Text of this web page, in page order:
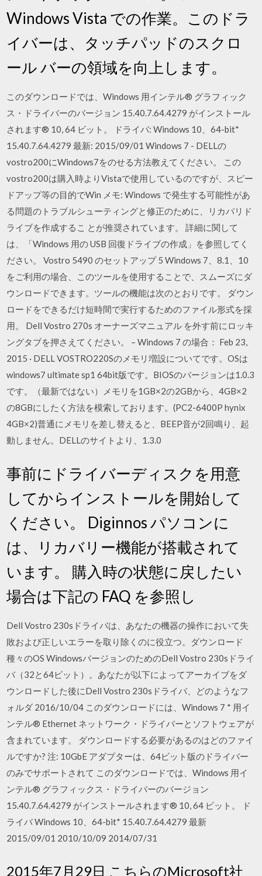
Windows Vista での作業。このドラ
イバーは、タッチパッドのスクロ
ール バーの領域を向上します。
このダウンロードでは、Windows 用インテル® グラフィック
ス・ドライバーのバージョン 15.40.7.64.4279 がインストール
されます® 10, 64 ビット。 ドライバ: Windows 10、64-bit*
15.40.7.64.4279 最新: 2015/09/01 Windows 7 - DELLの
vostro200にWindows7をのせる方法教えてください。 この
vostro200は購入時よりVistaで使用しているのですが、スピー
ドアップ等の目的でWin メモ: Windows で発生する可能性があ
る問題のトラブルシューティングと修正のために、リカバリド
ライブを作成するこ とが推奨されています。 詳細に関して
は、「Windows 用の USB 回復ドライブの作成」を参照してく
ださい。 Vostro 5490 のセットアップ 5 Windows 7、8.1、10
をご利用の場合、このツールを使用することで、スムーズにダ
ウンロードできます。ツールの機能は次のとおりです。 ダウン
ロードをできるだけ短時間で実行するためのファイル形式を採
用。 Dell Vostro 270s オーナーズマニュアル を外す前にロッキ
ングタブを押さえてください。 – Windows 7 の場合： Feb 23,
2015 · DELL VOSTRO220Sのメモリ増設についてです。OSは
windows7 ultimate sp1 64bit版です。BIOSのバージョンは1.0.3
です。（最新ではない）メモリを1GB×2の2GBから、4GB×2
の8GBにしたく方法を模索しております。(PC2-6400P hynix
4GB×2)普通にメモリを差し替えると、BEEP音が2回鳴り、起
動しません。DELLのサイトより、1.3.0
事前にドライバーディスクを用意
してからインストールを開始して
ください。 Diginnos パソコンに
は、リカバリー機能が搭載されて
います。 購入時の状態に戻したい
場合は下記の FAQ を参照し
Dell Vostro 230sドライバは、あなたの機器の操作において失
敗および正しいエラーを取り除くのに役立つ。ダウンロード
種々のOS WindowsバージョンのためのDell Vostro 230sドライ
バ（32と64ビット）。あなたが以下によってアーカイブをダ
ウンロードした後にDell Vostro 230sドライバ、どのようなフ
ォルダ 2016/10/04 このダウンロードには、Windows 7 * 用イ
ンテル® Ethernet ネットワーク・ドライバーとソフトウェアが
含まれています。 ダウンロードする必要があるのはどのファイ
ルですか? 注: 10GbE アダプターは、64ビット版のドライバー
のみでサポートされて このダウンロードでは、Windows 用イ
ンテル® グラフィックス・ドライバーのバージョン
15.40.7.64.4279 がインストールされます® 10, 64 ビット。 ド
ライバ Windows 10、64-bit* 15.40.7.64.4279 最新
2015/09/01 2010/10/09 2014/07/31
2015年7月29日 こちらのMicrosoft社